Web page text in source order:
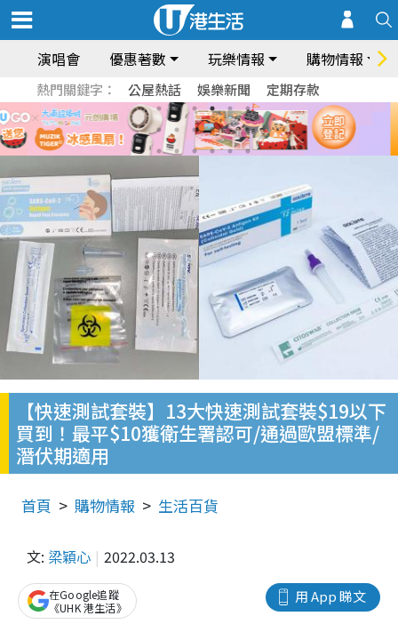
演唱會 優惠著數 玩樂情報 購物情報
熱門關鍵字： 公屋熱話 娛樂新聞 定期存款
【快速測試套裝】13大快速測試套裝$19以下
買到！最平$10獲衛生署認可/通過歐盟標準/
潛伏期適用
首頁 購物情報 生活百貨
文: 梁穎心 2022.03.13
用 App 睇文
在Google追蹤
《UHK 港生活》